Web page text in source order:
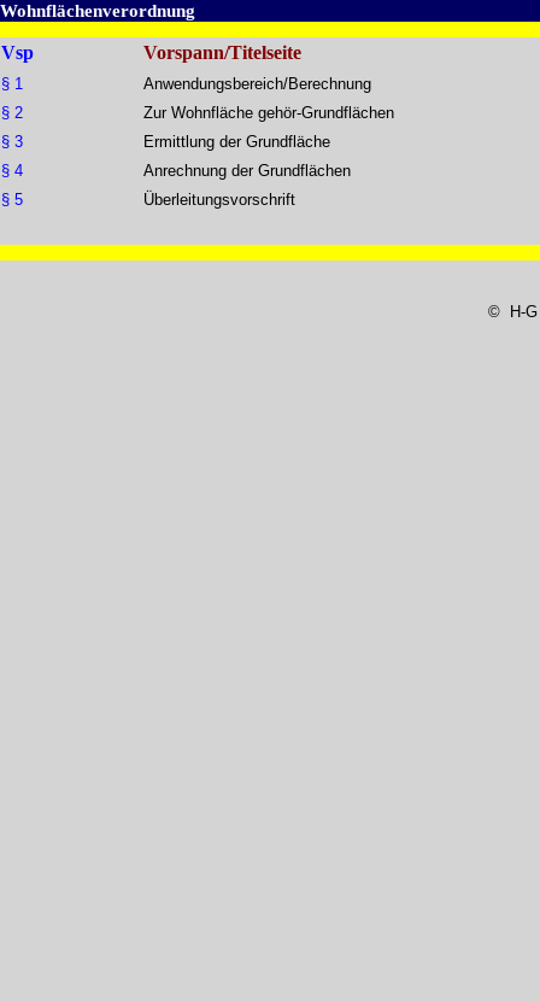
Wohnflächenverordnung
Vsp Vorspann/Titelseite
§ 1
§ 2
§ 3
§ 4
§ 5
Anwendungsbereich/Berechnung
Zur Wohnfläche gehör-Grundflächen
Ermittlung der Grundfläche
Anrechnung der Grundflächen
Überleitungsvorschrift
© H-G